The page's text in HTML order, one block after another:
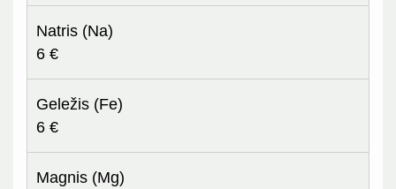
Natris (Na)
6 €
Geležis (Fe)
6 €
Magnis (Mg)